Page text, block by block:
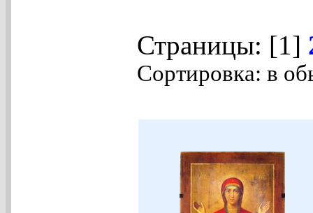
Страницы: [1]
Сортировка: в